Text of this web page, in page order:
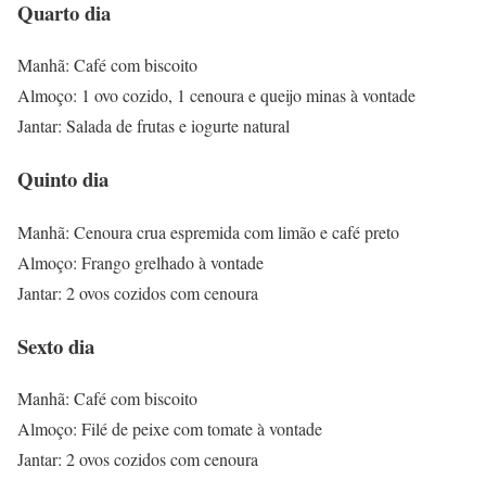
Quarto dia
Manhã: Café com biscoito
Almoço: 1 ovo cozido, 1 cenoura e queijo minas à vontade
Jantar: Salada de frutas e iogurte natural
Quinto dia
Manhã: Cenoura crua espremida com limão e café preto
Almoço: Frango grelhado à vontade
Jantar: 2 ovos cozidos com cenoura
Sexto dia
Manhã: Café com biscoito
Almoço: Filé de peixe com tomate à vontade
Jantar: 2 ovos cozidos com cenoura